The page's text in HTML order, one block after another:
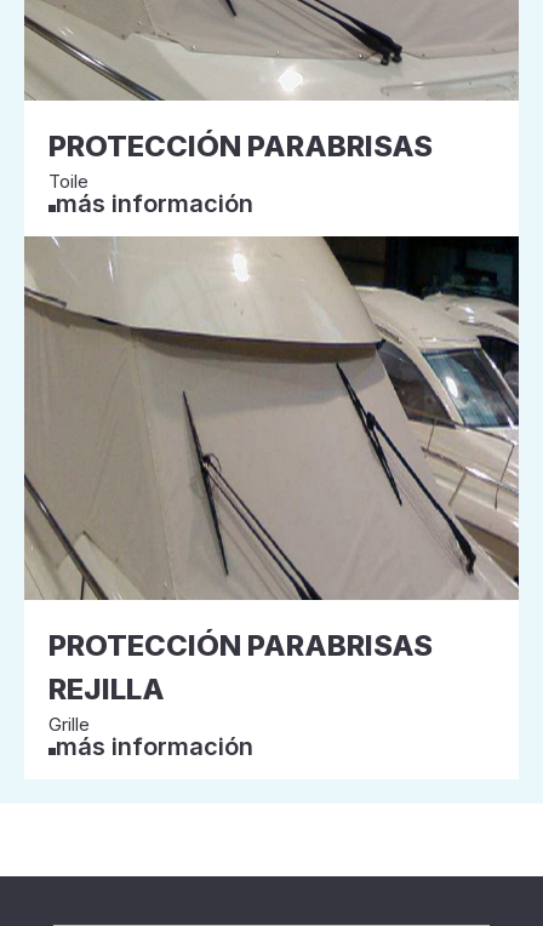
PROTECCIÓN PARABRISAS
Toile
más información
PROTECCIÓN PARABRISAS
REJILLA
Grille
más información